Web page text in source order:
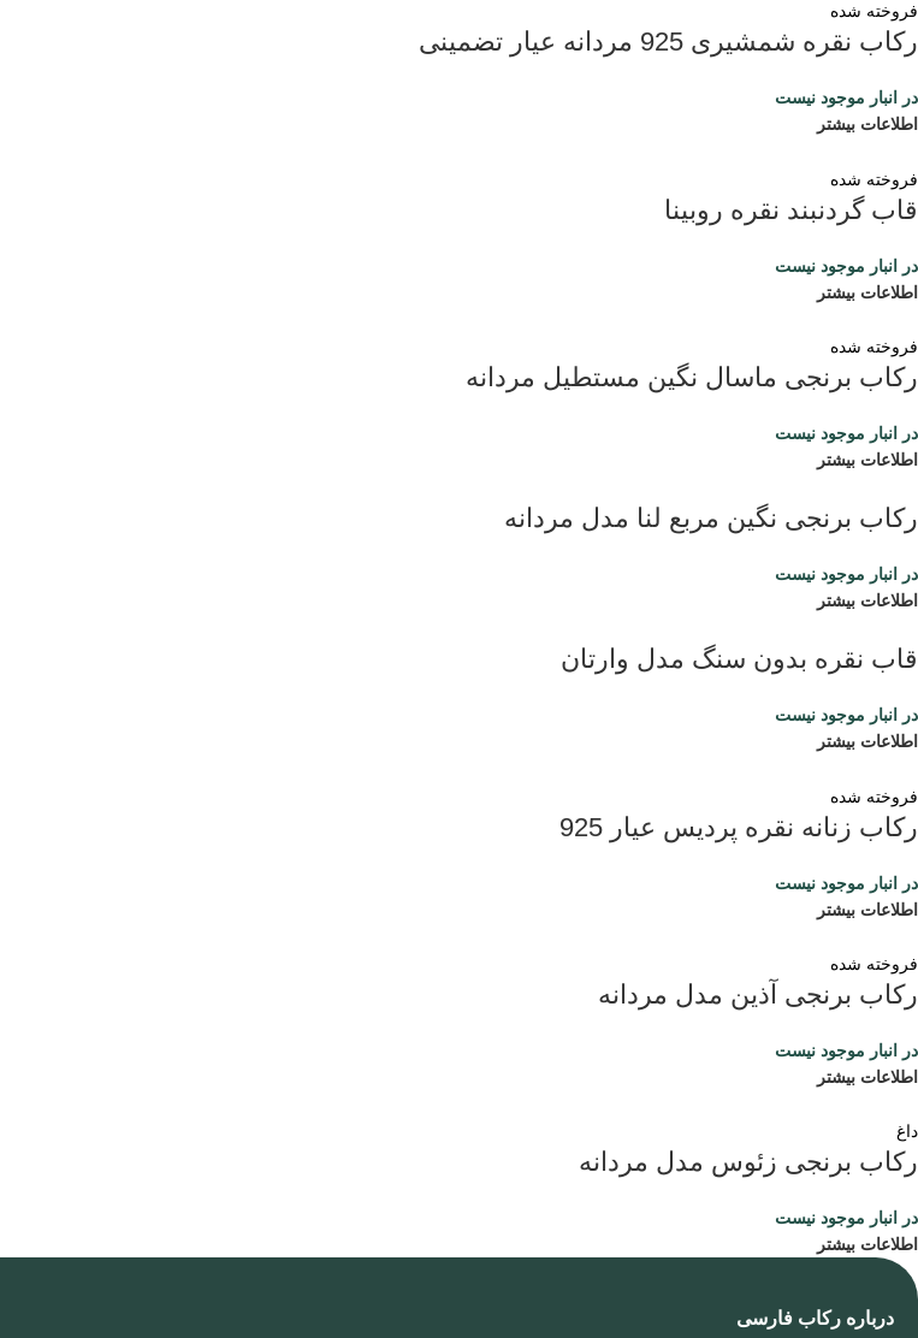
فروخته شده
رکاب نقره شمشیری 925 مردانه عیار تضمینی
در انبار موجود نیست
اطلاعات بیشتر
فروخته شده
قاب گردنبند نقره روبینا
در انبار موجود نیست
اطلاعات بیشتر
فروخته شده
رکاب برنجی ماسال نگین مستطیل مردانه
در انبار موجود نیست
اطلاعات بیشتر
رکاب برنجی نگین مربع لنا مدل مردانه
در انبار موجود نیست
اطلاعات بیشتر
قاب نقره بدون سنگ مدل وارتان
در انبار موجود نیست
اطلاعات بیشتر
فروخته شده
رکاب زنانه نقره پردیس عیار 925
در انبار موجود نیست
اطلاعات بیشتر
فروخته شده
رکاب برنجی آذین مدل مردانه
در انبار موجود نیست
اطلاعات بیشتر
داغ
رکاب برنجی زئوس مدل مردانه
در انبار موجود نیست
اطلاعات بیشتر
درباره رکاب فارسی